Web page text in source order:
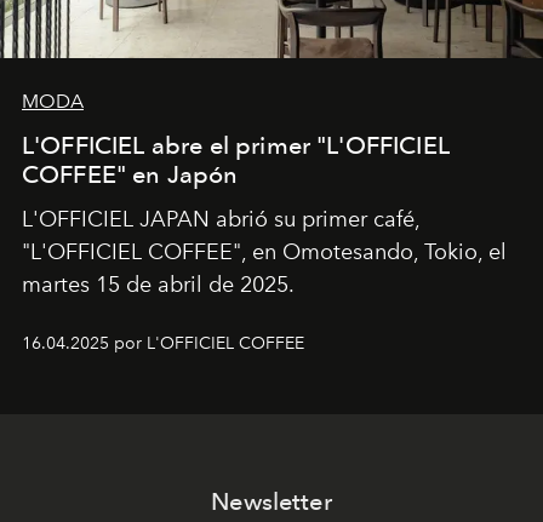
MODA
L'OFFICIEL abre el primer "L'OFFICIEL
COFFEE" en Japón
L'OFFICIEL JAPAN abrió su primer café,
"L'OFFICIEL COFFEE", en Omotesando, Tokio, el
martes 15 de abril de 2025.
16.04.2025 por L'OFFICIEL COFFEE
Newsletter